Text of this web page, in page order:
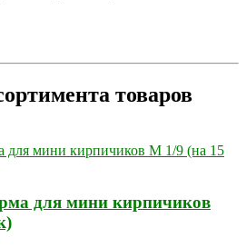
товаров
для мини кирпичиков